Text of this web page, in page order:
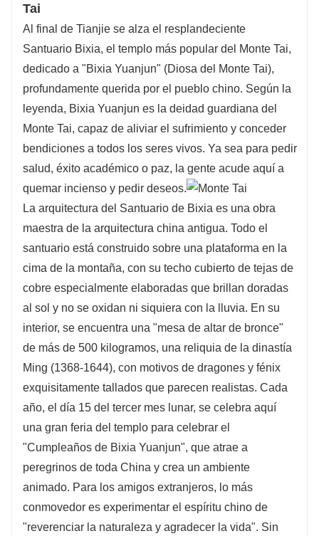
Tai
Al final de Tianjie se alza el resplandeciente
Santuario Bixia, el templo más popular del Monte Tai,
dedicado a "Bixia Yuanjun" (Diosa del Monte Tai),
profundamente querida por el pueblo chino. Según la
leyenda, Bixia Yuanjun es la deidad guardiana del
Monte Tai, capaz de aliviar el sufrimiento y conceder
bendiciones a todos los seres vivos. Ya sea para pedir
salud, éxito académico o paz, la gente acude aquí a
quemar incienso y pedir deseos.
La arquitectura del Santuario de Bixia es una obra
maestra de la arquitectura china antigua. Todo el
santuario está construido sobre una plataforma en la
cima de la montaña, con su techo cubierto de tejas de
cobre especialmente elaboradas que brillan doradas
al sol y no se oxidan ni siquiera con la lluvia. En su
interior, se encuentra una "mesa de altar de bronce"
de más de 500 kilogramos, una reliquia de la dinastía
Ming (1368-1644), con motivos de dragones y fénix
exquisitamente tallados que parecen realistas. Cada
año, el día 15 del tercer mes lunar, se celebra aquí
una gran feria del templo para celebrar el
"Cumpleaños de Bixia Yuanjun", que atrae a
peregrinos de toda China y crea un ambiente
animado. Para los amigos extranjeros, lo más
conmovedor es experimentar el espíritu chino de
"reverenciar la naturaleza y agradecer la vida". Sin